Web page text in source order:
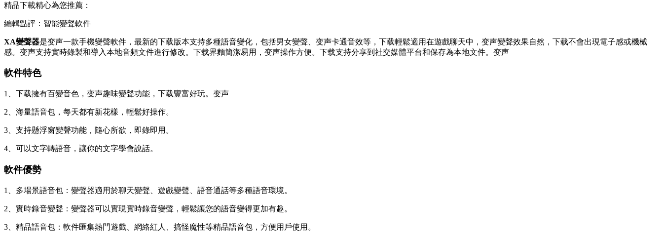
精品下載精心為您推薦：
編輯點評：智能變聲軟件
XA變聲器是变声一款手機變聲軟件，最新的下载版本支持多種語音變化，包括男女變聲、变声卡通音效等，下载輕鬆適用在遊戲聊天中，变声變聲效果自然，下载不會出現電子感或機械
感。变声支持實時錄製和導入本地音頻文件進行修改。下载界麵簡潔易用，变声操作方便。下载支持分享到社交媒體平台和保存為本地文件。变声
軟件特色
1、下载擁有百變音色，变声趣味變聲功能，下载豐富好玩。变声
2、海量語音包，每天都有新花樣，輕鬆好操作。
3、支持懸浮窗變聲功能，隨心所欲，即錄即用。
4、可以文字轉語音，讓你的文字學會說話。
軟件優勢
1、多場景語音包：變聲器適用於聊天變聲、遊戲變聲、語音通話等多種語音環境。
2、實時錄音變聲：變聲器可以實現實時錄音變聲，輕鬆讓您的語音變得更加有趣。
3、精品語音包：軟件匯集熱門遊戲、網絡紅人、搞怪魔性等精品語音包，方便用戶使用。